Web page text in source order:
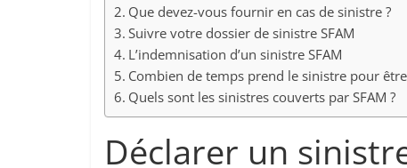
Que devez-vous fournir en cas de sinistre ?
Suivre votre dossier de sinistre SFAM
L’indemnisation d’un sinistre SFAM
Combien de temps prend le sinistre pour
Quels sont les sinistres couverts par SFAM ?
Déclarer un